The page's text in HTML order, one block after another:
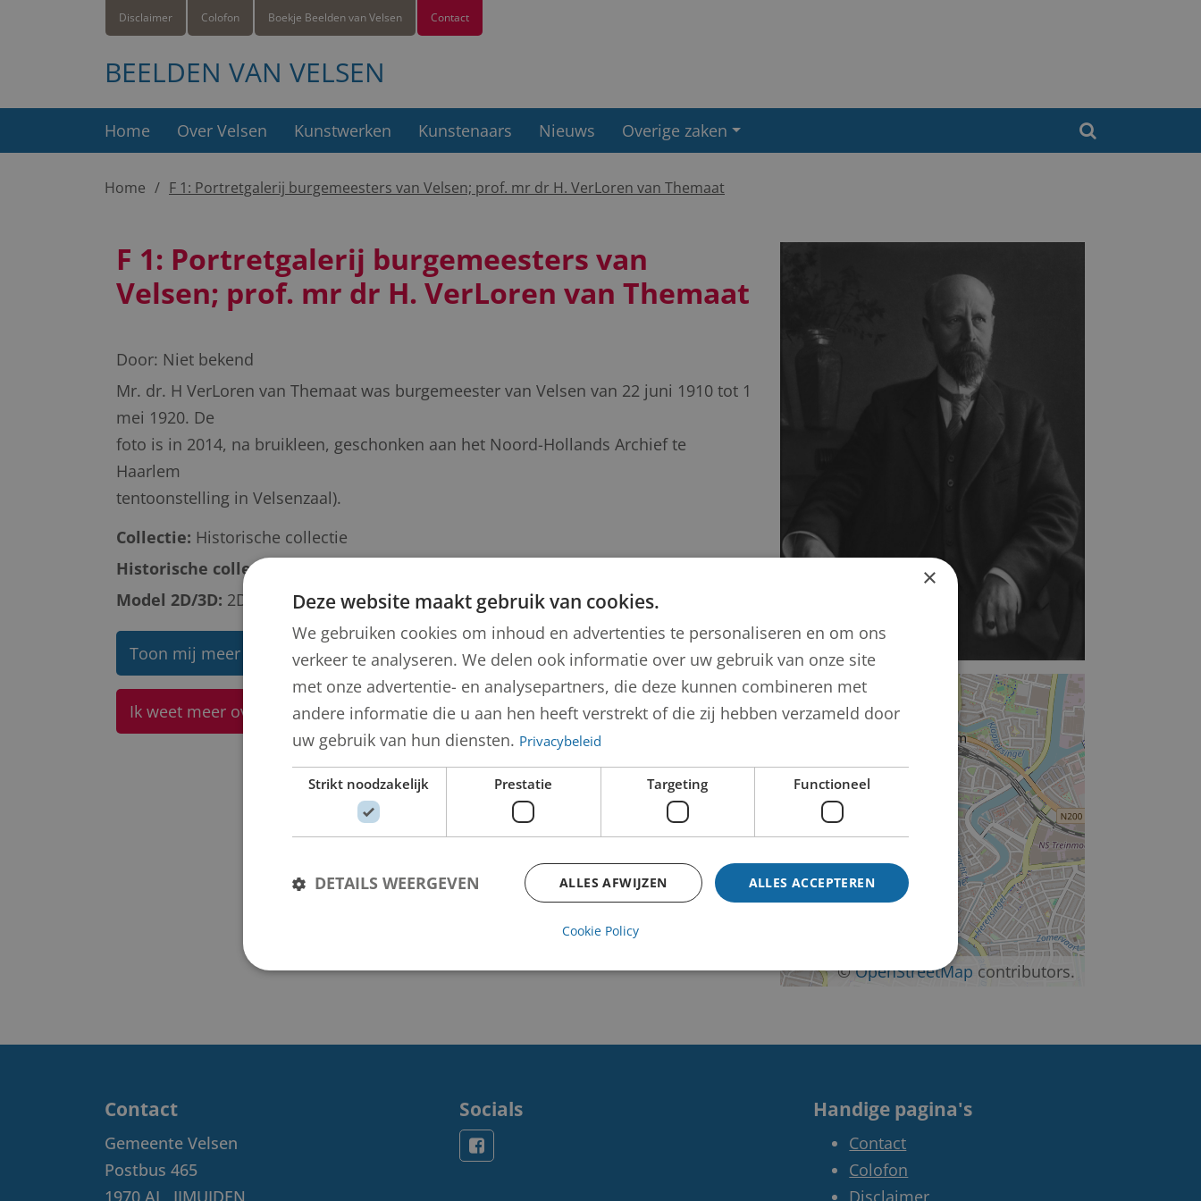
Contact
Boekje Beelden van Velsen
Colofon
Disclaimer
BEELDEN VAN VELSEN
Home Over Velsen Kunstwerken Kunstenaars Nieuws Overige zaken
Home F 1: Portretgalerij burgemeesters van Velsen; prof. mr dr H. VerLoren van Themaat
F 1: Portretgalerij burgemeesters van
Velsen; prof. mr dr H. VerLoren van Themaat
Door: Niet bekend
Mr. dr. H VerLoren van Themaat was burgemeester van Velsen van 22 juni 1910 tot 1
mei 1920. De
foto is in 2014, na bruikleen, geschonken aan het Noord-Hollands Archief te
Haarlem
tentoonstelling in Velsenzaal).
Collectie: Historische collectie
Historische collectie omschrijving:
Model 2D/3D: 2D binnen
Toon mij meer werken van Niet bekend
Ik weet meer over dit kunstwerk
+
−
©OpenStreetMap contributors.
Contact
Gemeente Velsen
Postbus 465
Socials Handige pagina's
Contact
Colofon
×
Deze website maakt gebruik van cookies.
We gebruiken cookies om inhoud en advertenties te personaliseren en om ons
verkeer te analyseren. We delen ook informatie over uw gebruik van onze site
met onze advertentie- en analysepartners, die deze kunnen combineren met
andere informatie die u aan hen heeft verstrekt of die zij hebben verzameld door
uw gebruik van hun diensten. Privacybeleid
Strikt noodzakelijk Prestatie Targeting Functioneel
ALLES ACCEPTEREN
ALLES AFWIJZEN
DETAILS WEERGEVEN
Cookie Policy